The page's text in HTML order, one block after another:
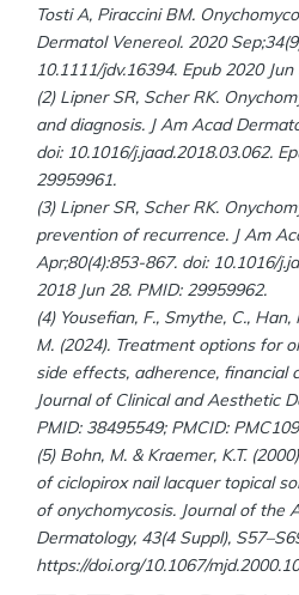
Tosti A, Piraccini BM.
Dermatol Venereol. 2020
10.1111/jdv.16394. Epub 2020
(2) Lipner SR, Scher RK.
and diagnosis. J Am Acad
doi: 10.1016/j.jaad.2018.03.062.
29959961.
(3) Lipner SR, Scher RK.
prevention of recurrence. J Am
Apr;80(4):853-867. doi: 10.1016/
2018 Jun 28. PMID: 29959962.
(4) Yousefian, F., Smythe, C.,
M. (2024). Treatment options for
side effects, adherence, financial
Journal of Clinical and Aesthetic
PMID: 38495549; PMCID:
(5) Bohn, M. & Kraemer, K.T.
of ciclopirox nail lacquer topical
of onychomycosis. Journal of the
Dermatology, 43(4 Suppl),
https://doi.org/10.1067/